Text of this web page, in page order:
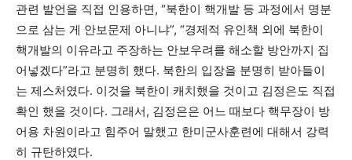
관련 발언을 직접 인용하면, “북한이 핵개발 등 과정에서 명분
으로 삼는 게 안보문제 아니냐”, “경제적 유인책 외에 북한이
핵개발의 이유라고 주장하는 안보우려를 해소할 방안까지 집
어넣겠다”라고 분명히 했다. 북한의 입장을 분명히 받아들이
는 제스처였다. 이것을 북한이 캐치했을 것이고 김정은도 직접
확인 했을 것이다. 그래서, 김정은은 어느 때보다 핵무장이 방
어용 차원이라고 힘주어 말했고 한미군사훈련에 대해서 강력
히 규탄하였다.